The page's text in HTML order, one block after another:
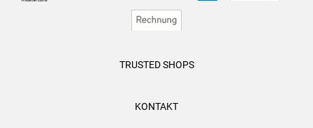
TRUSTED SHOPS
KONTAKT